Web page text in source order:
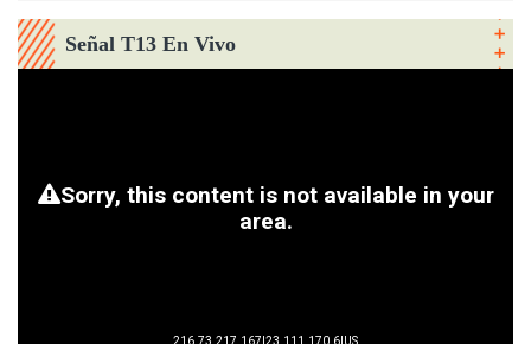
Señal T13 En Vivo